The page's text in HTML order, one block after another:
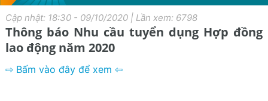
Cập nhật: 18:30 - 09/10/2020 | Lần xem: 6798
Thông báo Nhu cầu tuyển dụng Hợp đồng
lao động năm 2020
⇨ Bấm vào đây để xem ⇦